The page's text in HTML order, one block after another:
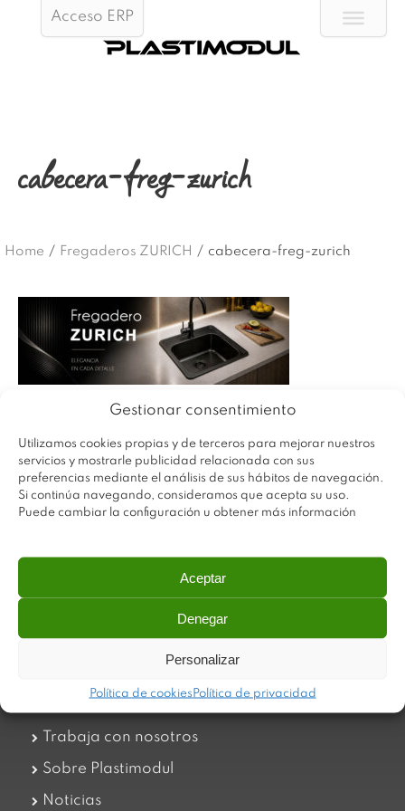
Gestionar consentimiento
Utilizamos cookies propias y de terceros para mejorar nuestros
servicios y mostrarle publicidad relacionada con sus
preferencias mediante el análisis de sus hábitos de navegación.
Si continúa navegando, consideramos que acepta su uso.
Puede cambiar la configuración u obtener más información
Aceptar
Denegar
Personalizar
Política de cookies Política de privacidad
Acceso ERP
cabecera-freg-zurich
Home / Fregaderos ZURICH / cabecera-freg-zurich
Plastimodul tiene como objetivo ofrecer productos
innovadores y de máxima calidad, invirtiendo con decisión
calidad y el mejor servicio a nuestros clientes.
Trabaja con nosotros
Sobre Plastimodul
Noticias